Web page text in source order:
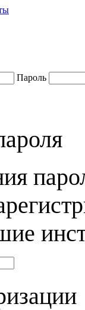
Пароль